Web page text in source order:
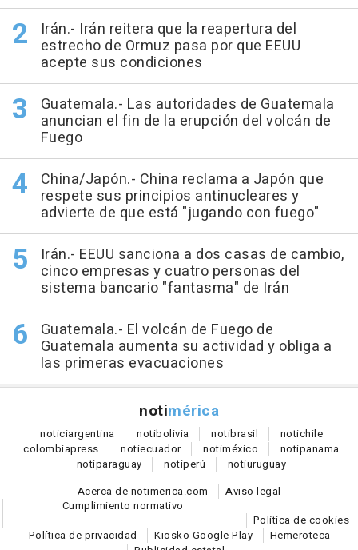
Irán.- Irán reitera que la reapertura del
estrecho de Ormuz pasa por que EEUU
acepte sus condiciones
Guatemala.- Las autoridades de Guatemala
anuncian el fin de la erupción del volcán de
Fuego
China/Japón.- China reclama a Japón que
respete sus principios antinucleares y
advierte de que está "jugando con fuego"
Irán.- EEUU sanciona a dos casas de cambio,
cinco empresas y cuatro personas del
sistema bancario "fantasma" de Irán
Guatemala.- El volcán de Fuego de
Guatemala aumenta su actividad y obliga a
las primeras evacuaciones
notimérica
noticiargentina notibolivia notibrasil notichile
colombiapress notiecuador notiméxico notipanama
notiparaguay notiperú notiuruguay
Acerca de notimerica.com
Aviso legal
Cumplimiento normativo
Política de cookies
Política de privacidad
Kiosko Google Play
Hemeroteca